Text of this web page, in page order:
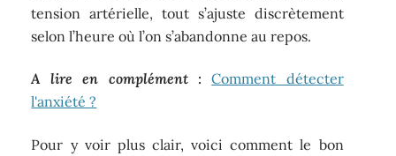
tension artérielle, tout s’ajuste discrètement
selon l’heure où l’on s’abandonne au repos.
A lire en complément :
Comment détecter
l'anxiété ?
Pour y voir plus clair, voici comment le bon